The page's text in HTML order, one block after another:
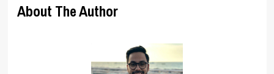
About The Author